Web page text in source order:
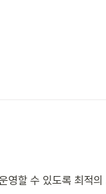
할 수 있도록 최적